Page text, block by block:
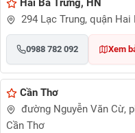
Hai Bà Trưng, HN
294 Lạc Trung, quận Hai
0988 782 092 Xem
Cần Thơ
đường Nguyễn Văn Cừ,
Cần Thơ